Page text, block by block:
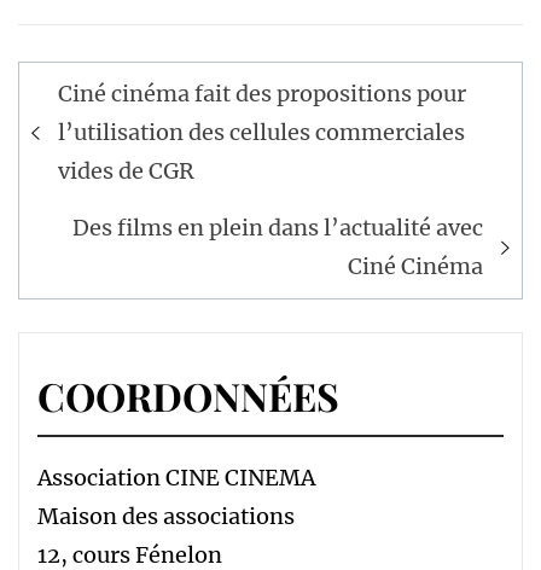
Navigation
de
l’article
Ciné cinéma fait des propositions pour
l’utilisation des cellules commerciales
vides de CGR
Des films en plein dans l’actualité avec
Ciné Cinéma
COORDONNÉES
Association CINE CINEMA
Maison des associations
12, cours Fénelon